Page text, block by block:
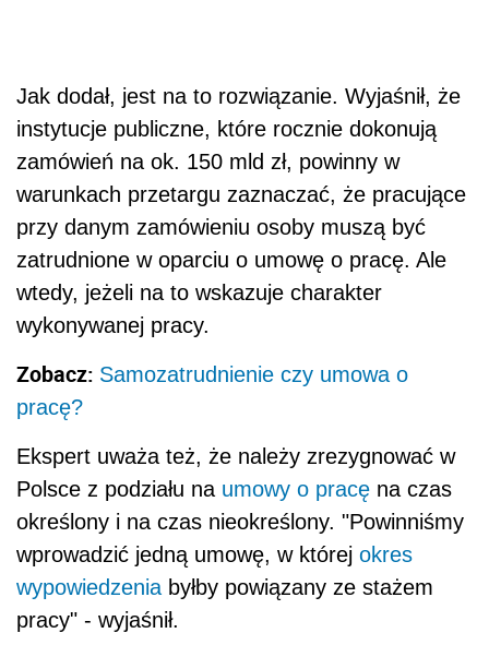
Jak dodał, jest na to rozwiązanie. Wyjaśnił, że
instytucje publiczne, które rocznie dokonują
zamówień na ok. 150 mld zł, powinny w
warunkach przetargu zaznaczać, że pracujące
przy danym zamówieniu osoby muszą być
zatrudnione w oparciu o umowę o pracę. Ale
wtedy, jeżeli na to wskazuje charakter
wykonywanej pracy.
Zobacz: Samozatrudnienie czy umowa o
pracę?
Ekspert uważa też, że należy zrezygnować w
Polsce z podziału na umowy o pracę na czas
określony i na czas nieokreślony. "Powinniśmy
wprowadzić jedną umowę, w której okres
wypowiedzenia byłby powiązany ze stażem
pracy" - wyjaśnił.